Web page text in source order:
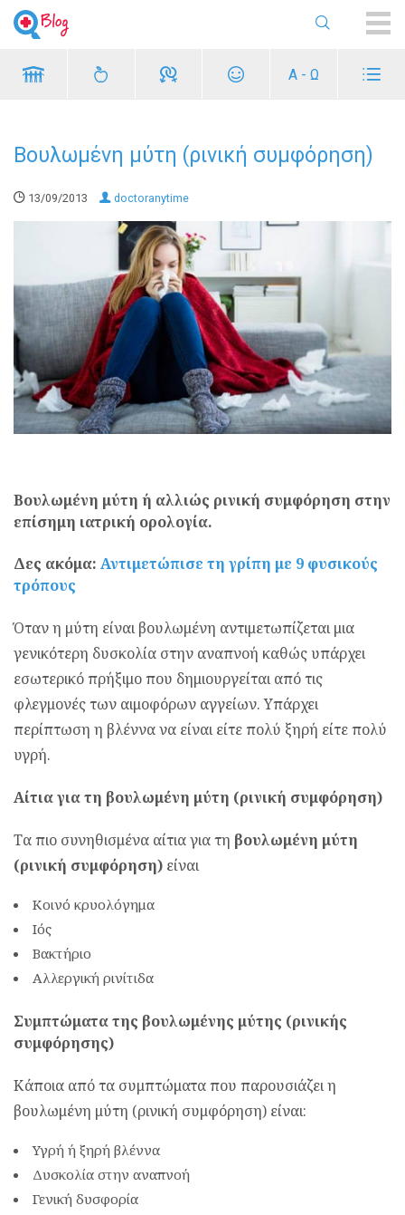
Α - Ω
Βουλωμένη μύτη (ρινική συμφόρηση)
13/09/2013 doctoranytime
Βουλωμένη μύτη ή αλλιώς ρινική συμφόρηση στην
επίσημη ιατρική ορολογία.
Δες ακόμα: Αντιμετώπισε τη γρίπη με 9 φυσικούς
τρόπους
Όταν η μύτη είναι βουλωμένη αντιμετωπίζεται μια
γενικότερη δυσκολία στην αναπνοή καθώς υπάρχει
εσωτερικό πρήξιμο που δημιουργείται από τις
φλεγμονές των αιμοφόρων αγγείων. Υπάρχει
περίπτωση η βλέννα να είναι είτε πολύ ξηρή είτε πολύ
υγρή.
Αίτια για τη βουλωμένη μύτη (ρινική συμφόρηση)
Τα πιο συνηθισμένα αίτια για τη βουλωμένη μύτη
(ρινική συμφόρηση) είναι
Κοινό κρυολόγημα
Ιός
Βακτήριο
Αλλεργική ρινίτιδα
Συμπτώματα της βουλωμένης μύτης (ρινικής
συμφόρησης)
Κάποια από τα συμπτώματα που παρουσιάζει η
βουλωμένη μύτη (ρινική συμφόρηση) είναι:
Υγρή ή ξηρή βλέννα
Δυσκολία στην αναπνοή
Γενική δυσφορία